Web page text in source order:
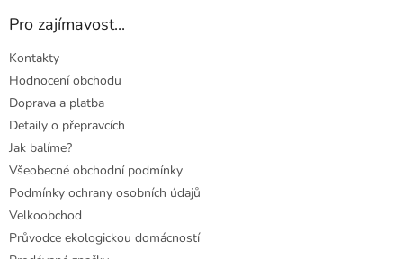
Pro zajímavost...
Kontakty
Hodnocení obchodu
Doprava a platba
Detaily o přepravcích
Jak balíme?
Všeobecné obchodní podmínky
Podmínky ochrany osobních údajů
Velkoobchod
Průvodce ekologickou domácností